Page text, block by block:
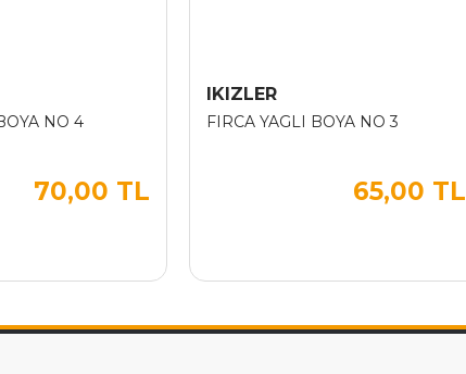
NO 4
70,00 TL
IKIZLER
FIRCA YAGLI BOYA NO 3
65,00 TL